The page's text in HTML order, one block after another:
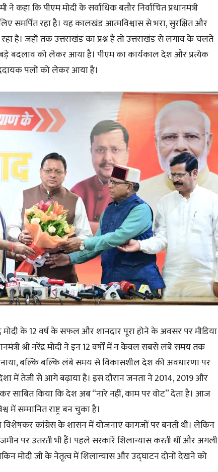
कहा कि पीएम मोदी के सर्वाधिक बतौर निर्वाचित प्रधानमंत्री
समर्पित रहा है। यह कालखंड आत्मविश्वास से भरा, सुरक्षित और
है। जहाँ तक उत्तराखंड का प्रश्न है तो उत्तराखंड से लगाव के चलते
बदलाव को लेकर आया है। पीएम का कार्यकाल देश और प्रत्येक
पलों को लेकर आया है।
मोदी के 12 वर्ष के सफल और शानदार पूरा होने के अवसर पर मीडिया
श्री नरेंद्र मोदी ने इन 12 वर्षों में न केवल सबसे लंबे समय तक
बनाया, बल्कि बल्कि लंबे समय से विकासशील देश की अवधारणा पर
में तेजी से आगे बढ़ाया है। इस दौरान जनता ने 2014, 2019 और
साबित किया कि देश अब “नारे नहीं, काम पर वोट” देता है। आज
में सम्मानित राष्ट्र बन चुका है।
कांग्रेस के शासन में योजनाएं कागजों पर बनती थीं। लेकिन
पर उतरती भी हैं। पहले सरकारें शिलान्यास करती थीं और अगली
मोदी जी के नेतृत्व में शिलान्यास और उद्घाटन दोनों देखने को